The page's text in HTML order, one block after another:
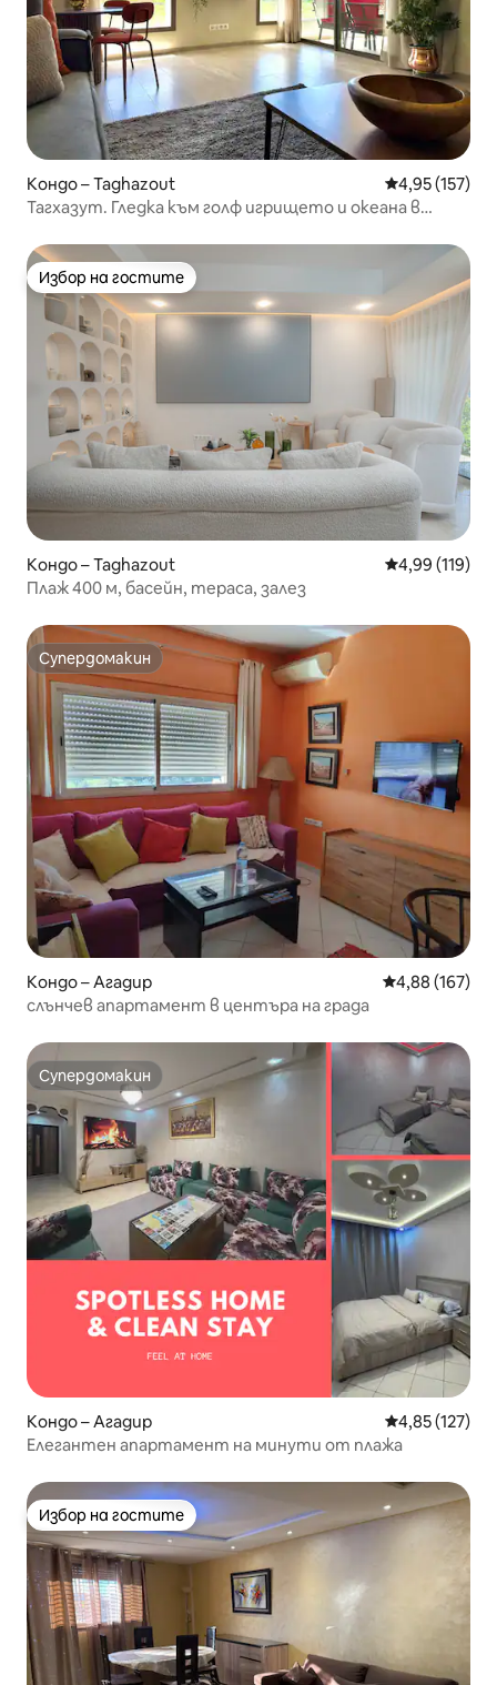
Кондо – Taghazout Средна
4,95 (157)
Тагхазут. Гледка към голф игрището и океана в
Избор на гостите
Избор на гостите
Кондо – Taghazout Средна
4,99 (119)
Плаж 400 м, басейн, тераса, залез
Супердомакин
Супердомакин
Кондо – Агадир Средна
4,88 (167)
слънчев апартамент в центъра на града
Супердомакин
Супердомакин
Кондо – Агадир Средна
4,85 (127)
Елегантен апартамент на минути от плажа
Избор на гостите
Избор на гостите